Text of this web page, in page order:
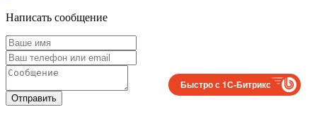
Написать сообщение
Отправить
Быстро с 1С-Битрикс